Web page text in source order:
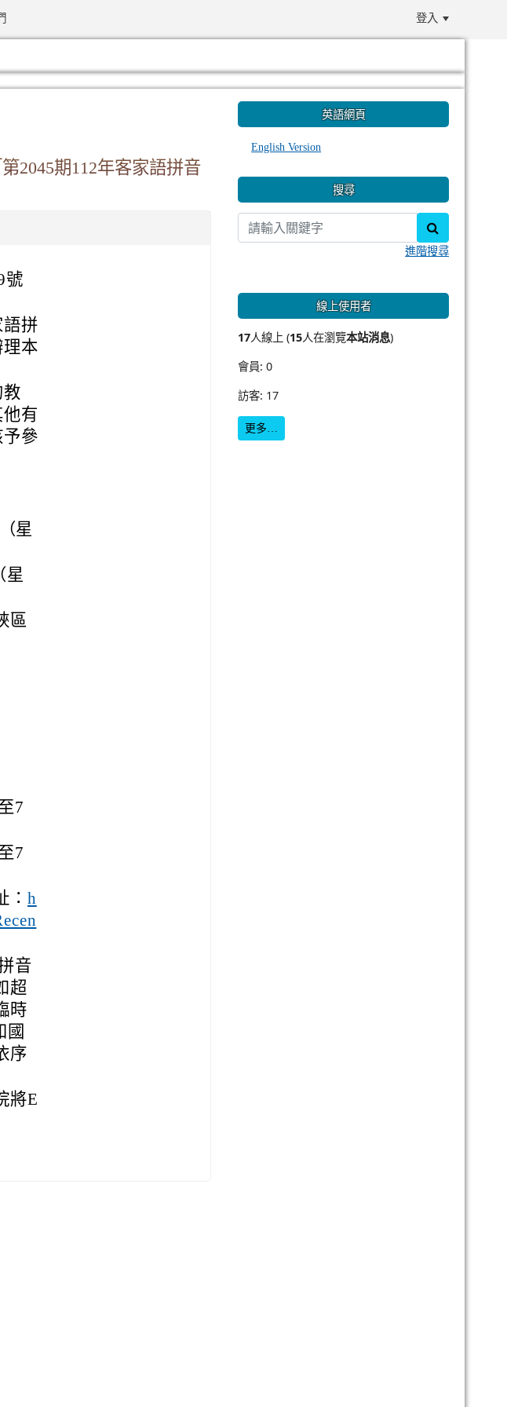
登入
2045期112年客家語拼音
號
拼
本
有
參
星
星
區
7
7
： h
音
超
時
國
序
將E
英語網頁
English Version
搜尋
進階搜尋
線上使用者
17人線上 (15人在瀏覽本站消息)
會員: 0
訪客: 17
更多…